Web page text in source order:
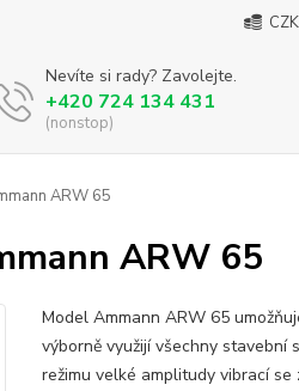
Nevíte si rady? Zavolejte.
+420 724 134 431
(nonstop)
ARW 65
ARW 65
Model Ammann ARW 65
výborně využijí všechny stavební
režimu velké amplitudy vibrací